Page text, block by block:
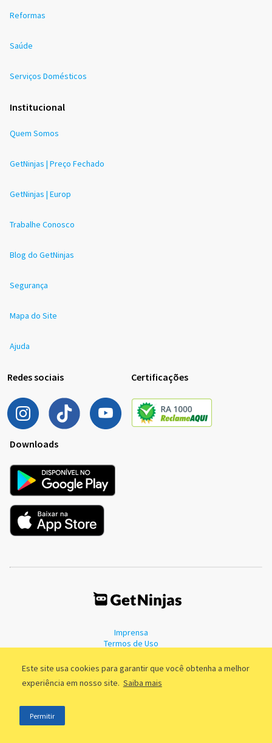
Este site usa cookies para garantir que você obtenha a melhor
experiência em nosso site. Saiba mais
Permitir
Reformas
Saúde
Serviços Domésticos
Institucional
Quem Somos
GetNinjas | Preço Fechado
GetNinjas | Europ
Trabalhe Conosco
Blog do GetNinjas
Segurança
Mapa do Site
Ajuda
Redes sociais Certificações
Downloads
Imprensa
Termos de Uso
©2011 - 2026, GetNinjas LTDA. CNPJ 55.744.877/0001-89 - Rua Dr.
Fernandes Coelho, 85 - 3º andar - São Paulo/SP - Brasil